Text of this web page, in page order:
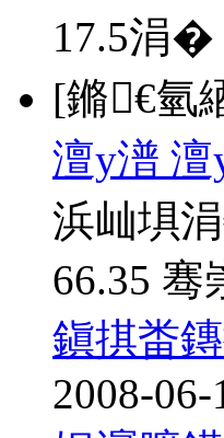
17.5涓�
[鏅€氫
澶у潽
浜屾埧
66.35 骞
鎭掑畨
2008-06-